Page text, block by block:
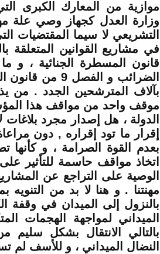
موازية من المعارك الكبرى
وزارة العدل كجهاز وصي علة
التشريعي لا سيما المقتضيات
في مشاريع القوانين المتعلقة
قانون المسطرة الجنائية ، و
الضرائب و
بآلاف المترشحين الجدد .
موقف واحد من مواقف هذا
الدولة ، هل إصدار مجرد بلاغات
إقرار ما تود إقراره , دون
بعدم القوة الصرامة ، و كأنها
اتخاذ مواقف حاسمة للتأثير
الوصية على التراجع عن
مهنتنا . و هنا لا بد من التنويه
بالنزول إلى الميدان في وقفة
الميداني لمواجهة الهجمات
بالتالي الانتقال بشكل سليم
النضال الميداني ، و للأسف لم